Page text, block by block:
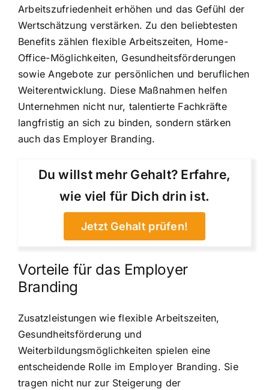
Arbeitszufriedenheit erhöhen und das Gefühl der
Wertschätzung verstärken. Zu den beliebtesten
Benefits zählen flexible Arbeitszeiten, Home-
Office-Möglichkeiten, Gesundheitsförderungen
sowie Angebote zur persönlichen und beruflichen
Weiterentwicklung. Diese Maßnahmen helfen
Unternehmen nicht nur, talentierte Fachkräfte
langfristig an sich zu binden, sondern stärken
auch das Employer Branding.
Du willst mehr Gehalt? Erfahre,
wie viel für Dich drin ist.
Jetzt Gehalt prüfen!
Vorteile für das Employer
Branding
Zusatzleistungen wie flexible Arbeitszeiten,
Gesundheitsförderung und
Weiterbildungsmöglichkeiten spielen eine
entscheidende Rolle im Employer Branding. Sie
tragen nicht nur zur Steigerung der